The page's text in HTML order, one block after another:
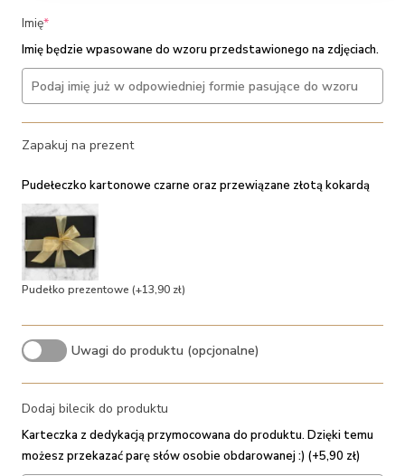
Imię*(required)
Imię będzie wpasowane do wzoru przedstawionego na zdjęciach.
Zapakuj na prezent
Pudełeczko kartonowe czarne oraz przewiązane złotą kokardą
Pudełko prezentowe (+13,90 zł)
Uwagi do produktu (opcjonalne)
Dodaj bilecik do produktu
Karteczka z dedykacją przymocowana do produktu. Dzięki temu
możesz przekazać parę słów osobie obdarowanej :) (+5,90 zł)